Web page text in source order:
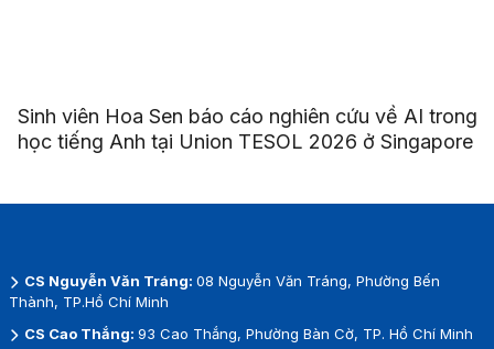
Sinh viên Hoa Sen báo cáo nghiên cứu về AI trong
học tiếng Anh tại Union TESOL 2026 ở Singapore
CS Nguyễn Văn Tráng: 08 Nguyễn Văn Tráng, Phường Bến
Thành, TP.Hồ Chí Minh
CS Cao Thắng: 93 Cao Thắng, Phường Bàn Cờ, TP. Hồ Chí Minh